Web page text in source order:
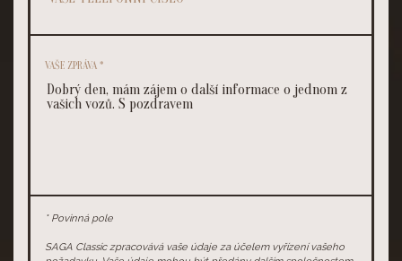
VAŠE ZPRÁVA *
* Povinná pole
SAGA Classic zpracovává vaše údaje za účelem vyřízení vašeho